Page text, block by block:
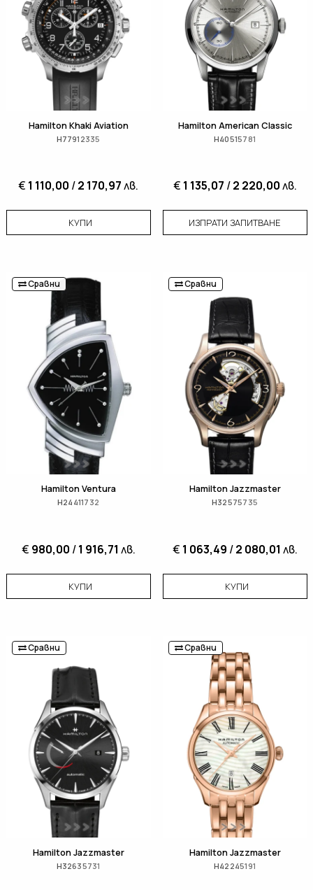
Hamilton Khaki Aviation
H77912335
€ 1 110,00 /2 170,97лв.
КУПИ
Hamilton American Classic
H40515781
€ 1 135,07 /2 220,00лв.
ИЗПРАТИ ЗАПИТВАНЕ
Сравни
Hamilton Ventura
H24411732
€ 980,00 /1 916,71 лв.
КУПИ
Сравни
Hamilton Jazzmaster
H32575735
€ 1 063,49 /2 080,01 лв.
КУПИ
Сравни
Hamilton Jazzmaster
H32635731
Сравни
Hamilton Jazzmaster
H42245191